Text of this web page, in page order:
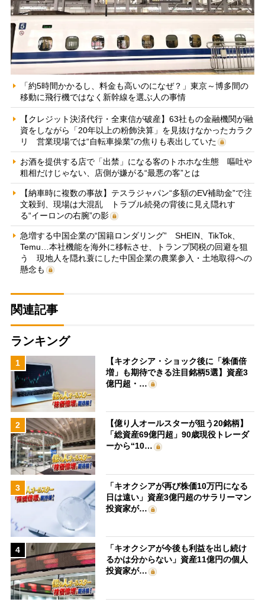
「約5時間かかるし、料金も高いのになぜ？」東京～博多間の
移動に飛行機ではなく新幹線を選ぶ人の事情
【クレジット決済代行・全東信が破産】63社もの金融機関が融
資をしながら「20年以上の粉飾決算」を見抜けなかったカラク
リ 営業現場では“自転車操業”の焦りも表出していた
お酒を提供する店で「出禁」になる客のトホホな生態 嘔吐や
粗相だけじゃない、店側が嫌がる“最悪の客”とは
【納車時に複数の事故】テスラジャパン“多額のEV補助金”で注
文殺到、現場は大混乱 トラブル続発の背後に見え隠れす
る“イーロンの右腕”の影
急増する中国企業の“国籍ロンダリング” SHEIN、TikTok、
Temu…本社機能を海外に移転させ、トランプ関税の回避を狙
う 現地人を隠れ蓑にした中国企業の農業参入・土地取得への
懸念も
関連記事
ランキング
1
【キオクシア・ショック後に「株価倍
増」も期待できる注目銘柄5選】資産3
億円超・…
2
【億り人オールスターが狙う20銘柄】
「総資産69億円超」90歳現役トレーダ
ーから“10…
3
「キオクシアが再び株価10万円になる
日は遠い」資産3億円超のサラリーマン
投資家が…
4
「キオクシアが今後も利益を出し続け
るかは分からない」資産11億円の個人
投資家が…